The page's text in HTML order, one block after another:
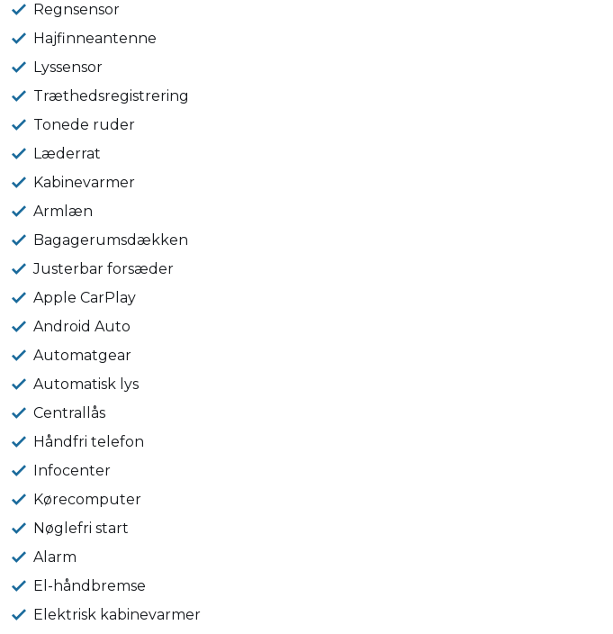
Regnsensor
Hajfinneantenne
Lyssensor
Træthedsregistrering
Tonede ruder
Læderrat
Kabinevarmer
Armlæn
Bagagerumsdækken
Justerbar forsæder
Apple CarPlay
Android Auto
Automatgear
Automatisk lys
Centrallås
Håndfri telefon
Infocenter
Kørecomputer
Nøglefri start
Alarm
El-håndbremse
Elektrisk kabinevarmer